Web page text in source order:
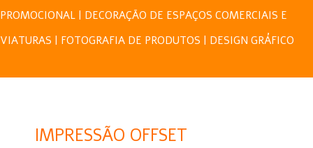
PROMOCIONAL | DECORAÇÃO DE ESPAÇOS COMERCIAIS E
VIATURAS | FOTOGRAFIA DE PRODUTOS | DESIGN GRÁFICO
IMPRESSÃO OFFSET